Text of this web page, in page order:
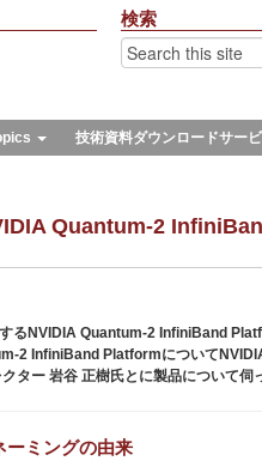
検索
技術資料ダウンロードサー
Quantum-2
るNVIDIA Quantum-2 InfiniBand
2 InfiniBand Platformについて
ター 岩谷 正樹氏とに製品について伺
ミングの由来